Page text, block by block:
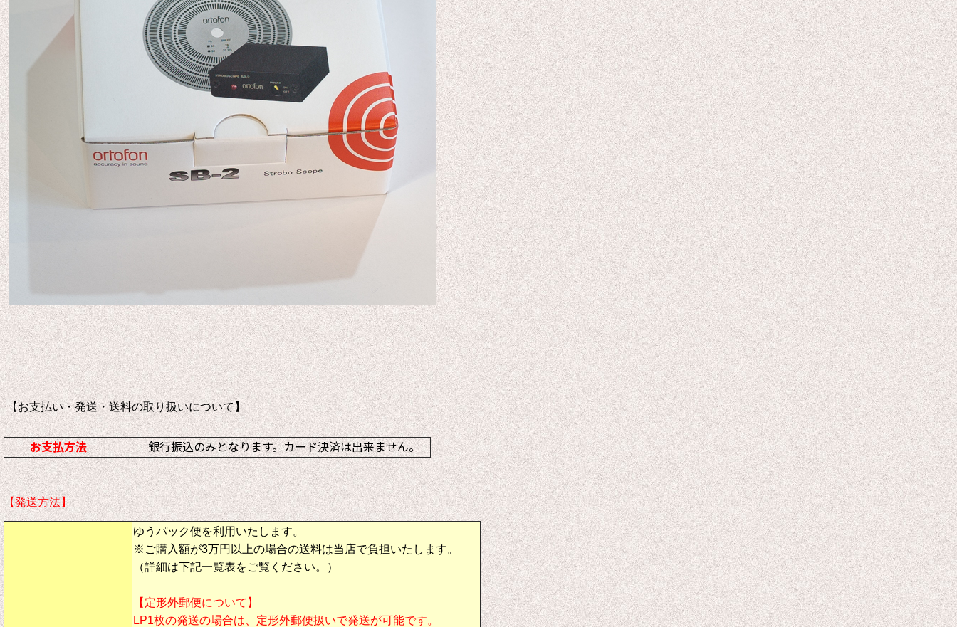
【お支払い・発送・送料の取り扱いについて】
お支払方法 銀行振込のみとなります。カード決済は出来ません。
【発送方法】
ゆうパック便を利用いたします。
※ご購入額が3万円以上の場合の送料は当店で負担いたします。
（詳細は下記一覧表をご覧ください。）
【定形外郵便について】
LP1枚の発送の場合は、定形外郵便扱いで発送が可能です。